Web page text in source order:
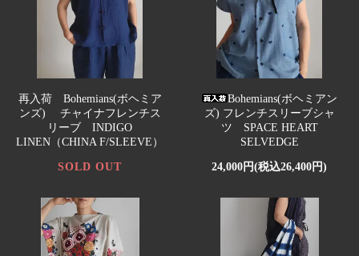
再入荷 Bohemians(ボヘミア
ンズ) チャイナフレンチス
リーブ INDIGO
LINEN（CHINA F/SLEEVE）
SOLD OUT
Bohemians(ボヘミアン
ズ) フレンチスリーブシャ
ツ SPACE HEART
SELVEDGE
24,000円(税込26,400円)